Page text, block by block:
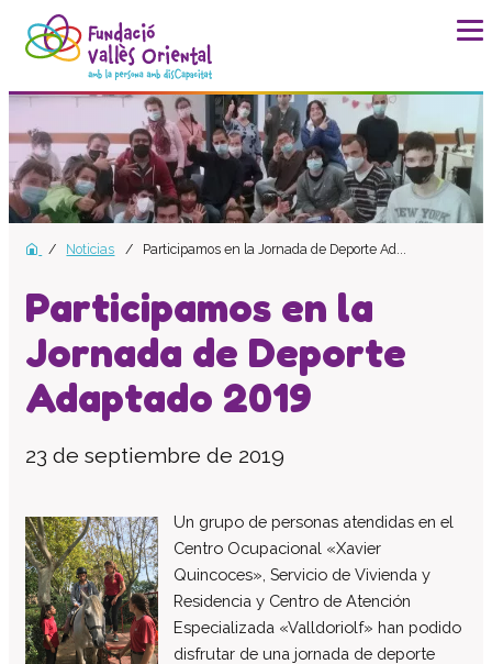
La fundación
Historia
Misión, visión y valores
Distinciones y entidades
Modelo de calidad
Memorias
Documentos
Transparencia
Plan estratégico
El patronato
Organigrama de la entidad
Informe auditoría cuentas anuales
Contratos establecidos con la
administración pública
Noticias Participamos en la Jornada de Deporte Ad...
Participamos en la
Jornada de Deporte
Adaptado 2019
23 de septiembre de 2019
Un grupo de personas atendidas en el
Centro Ocupacional «Xavier
Quincoces», Servicio de Vivienda y
Residencia y Centro de Atención
Especializada «Valldoriolf» han podido
disfrutar de una jornada de deporte